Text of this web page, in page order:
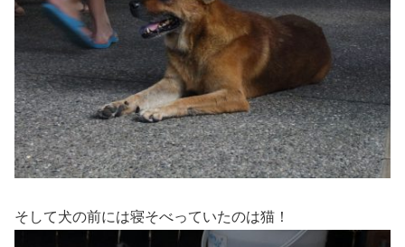
そして犬の前には寝そべっていたのは猫！